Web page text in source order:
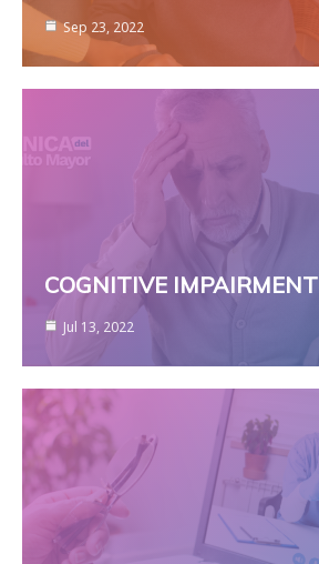
Sep 23, 2022
COGNITIVE IMPAIRMENT
Jul 13, 2022